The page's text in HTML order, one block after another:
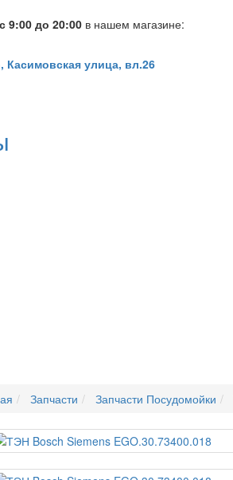
9:00 до 20:00 в нашем магазине:
улица, вл.26
Запчасти Запчасти Посудомойки